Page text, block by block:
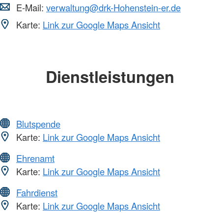
E-Mail: verwaltung@drk-Hohenstein-er.de
Karte: Link zur Google Maps Ansicht
Dienstleistungen
Blutspende
Karte: Link zur Google Maps Ansicht
Ehrenamt
Karte: Link zur Google Maps Ansicht
Fahrdienst
Karte: Link zur Google Maps Ansicht